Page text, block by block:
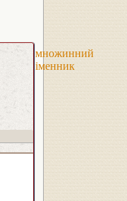
множинний
іменник